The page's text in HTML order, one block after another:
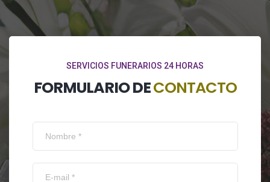
SERVICIOS FUNERARIOS 24 HORAS
FORMULARIO DECONTACTO